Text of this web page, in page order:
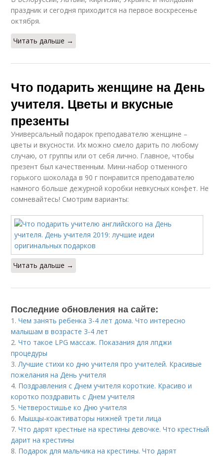
праздник и сегодня приходится на первое воскресенье
октября.
Читать дальше →
Что подарить женщине на День
учителя. Цветы и вкусные
презенты
Универсальный подарок преподавателю женщине –
цветы и вкусности. Их можно смело дарить по любому
случаю, от группы или от себя лично. Главное, чтобы
презент был качественным. Мини-набор отменного
горького шоколада в 90 г понравится преподавателю
намного больше дежурной коробки невкусных конфет. Не
сомневайтесь! Смотрим варианты:
Читать дальше →
Последние обновления на сайте:
1.Чем занять ребенка 3-4 лет дома. Что интересно
малышам в возрасте 3-4 лет
2.Что такое LPG массаж. Показания для лпджи
процедуры
3. Лучшие стихи ко дню учителя про учителей. Красивые
пожелания на День учителя
4. Поздравления с Днем учителя короткие. Красиво и
коротко поздравить с Днем учителя
5.Четверостишье ко Дню учителя
6. Мышцы-коактиваторы нижней трети лица
7.Что дарят крестные на крестины девочке. Что крестный
дарит на крестины
8. Подарок для мальчика на крестины. Что дарят